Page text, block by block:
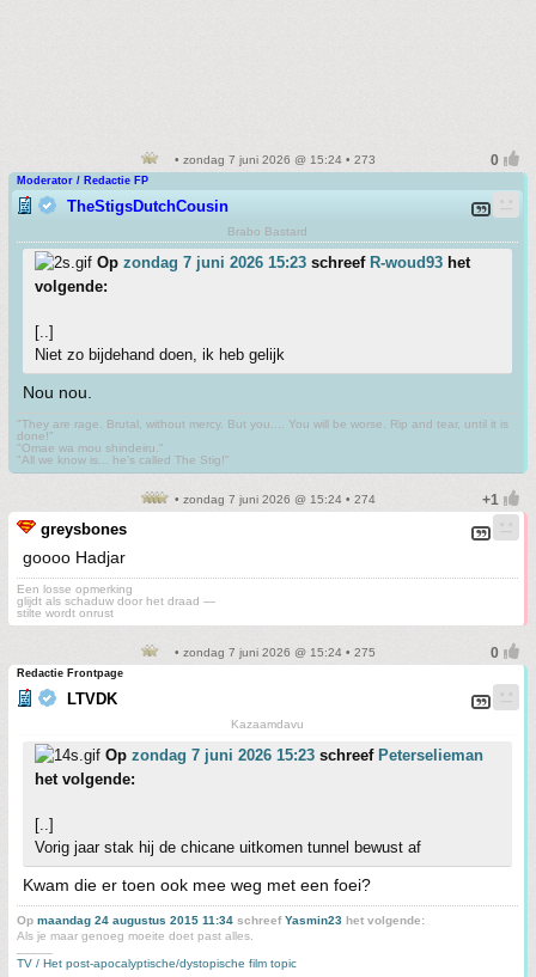
• zondag 7 juni 2026 @ 15:24 • 273
Moderator / Redactie FP
TheStigsDutchCousin
Brabo Bastard
Op zondag 7 juni 2026 15:23 schreef R-woud93 het
volgende:
[..]
Niet zo bijdehand doen, ik heb gelijk
Nou nou.
"They are rage. Brutal, without mercy. But you.... You will be worse. Rip and tear, until it is
done!"
"Omae wa mou shindeiru."
"All we know is... he's called The Stig!"
• zondag 7 juni 2026 @ 15:24 • 274
greysbones
goooo Hadjar
Een losse opmerking
glijdt als schaduw door het draad —
stilte wordt onrust
• zondag 7 juni 2026 @ 15:24 • 275
Redactie Frontpage
LTVDK
Kazaamdavu
Op zondag 7 juni 2026 15:23 schreef Peterselieman
het volgende:
[..]
Vorig jaar stak hij de chicane uitkomen tunnel bewust af
Kwam die er toen ook mee weg met een foei?
Op maandag 24 augustus 2015 11:34 schreefYasmin23 het volgende:
Als je maar genoeg moeite doet past alles.
TV / Het post-apocalyptische/dystopische film topic